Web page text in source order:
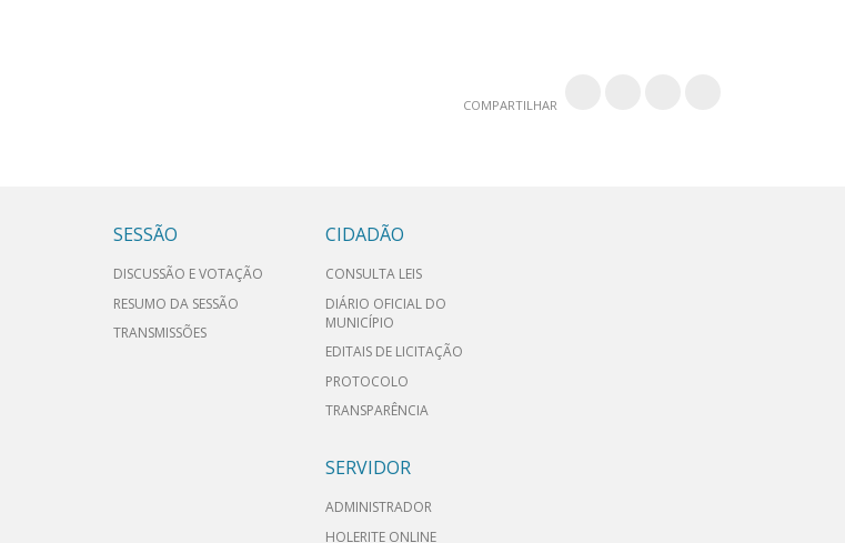
COMPARTILHAR
SESSÃO
DISCUSSÃO E VOTAÇÃO
RESUMO DA SESSÃO
TRANSMISSÕES
CIDADÃO
CONSULTA LEIS
DIÁRIO OFICIAL DO
MUNICÍPIO
EDITAIS DE LICITAÇÃO
PROTOCOLO
TRANSPARÊNCIA
SERVIDOR
ADMINISTRADOR
HOLERITE ONLINE